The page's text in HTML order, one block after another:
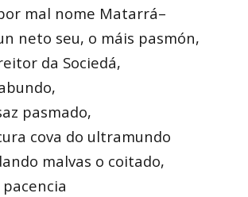
mal nome Matarrá–
neto seu, o máis pasmón,
da Sociedá,
pasmado,
cova do ultramundo
malvas o coitado,